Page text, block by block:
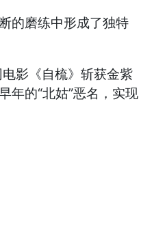
的磨练中形成了独特
影《自梳》斩获金紫
年的“北姑”恶名，实现